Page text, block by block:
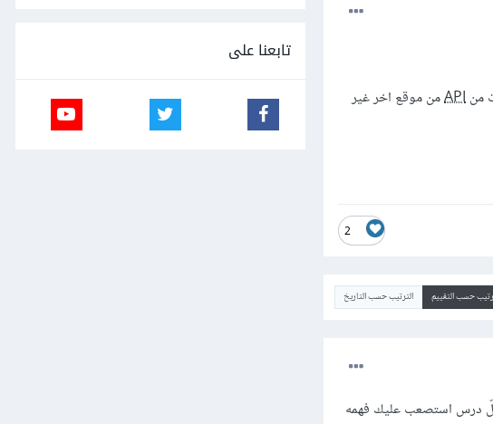
منAPIمن موقع اخر غير
2
حسب التقييم الترتيب حسب التاريخ
كلّ درس استصعب عليك فهمه
تابعنا على